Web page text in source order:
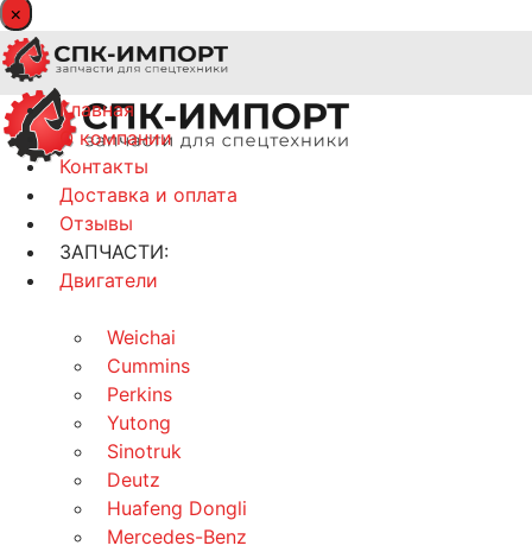
×
Главная
О компании
Контакты
Доставка и оплата
Отзывы
ЗАПЧАСТИ:
Двигатели
Weichai
Cummins
Perkins
Yutong
Sinotruk
Deutz
Huafeng Dongli
Mercedes-Benz